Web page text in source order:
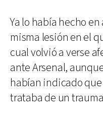
Ya lo había hecho
misma lesión en el
cual volvió a verse
ante Arsenal,
habían indicado
trataba de un